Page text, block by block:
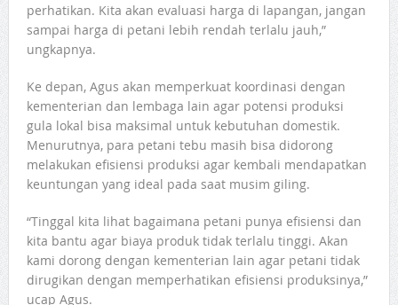
perhatikan. Kita akan evaluasi harga di lapangan, jangan
sampai harga di petani lebih rendah terlalu jauh,”
ungkapnya.
Ke depan, Agus akan memperkuat koordinasi dengan
kementerian dan lembaga lain agar potensi produksi
gula lokal bisa maksimal untuk kebutuhan domestik.
Menurutnya, para petani tebu masih bisa didorong
melakukan efisiensi produksi agar kembali mendapatkan
keuntungan yang ideal pada saat musim giling.
“Tinggal kita lihat bagaimana petani punya efisiensi dan
kita bantu agar biaya produk tidak terlalu tinggi. Akan
kami dorong dengan kementerian lain agar petani tidak
dirugikan dengan memperhatikan efisiensi produksinya,”
ucap Agus.